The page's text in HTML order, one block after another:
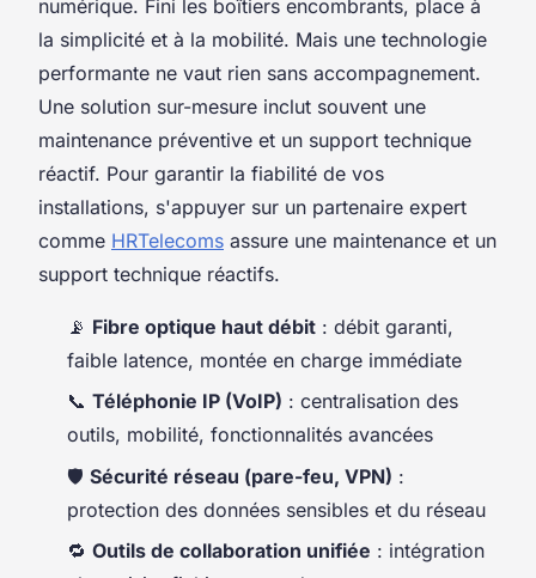
numérique. Fini les boîtiers encombrants, place à
la simplicité et à la mobilité. Mais une technologie
performante ne vaut rien sans accompagnement.
Une solution sur-mesure inclut souvent une
maintenance préventive et un support technique
réactif. Pour garantir la fiabilité de vos
installations, s'appuyer sur un partenaire expert
comme HRTelecoms assure une maintenance et un
support technique réactifs.
📡 Fibre optique haut débit : débit garanti,
faible latence, montée en charge immédiate
📞 Téléphonie IP (VoIP) : centralisation des
outils, mobilité, fonctionnalités avancées
🛡️ Sécurité réseau (pare-feu, VPN) :
protection des données sensibles et du réseau
🔁 Outils de collaboration unifiée : intégration